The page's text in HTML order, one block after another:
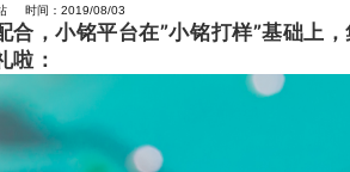
时间：2019/08/03
小铭平台在”小铭打样”基础上，
啦：